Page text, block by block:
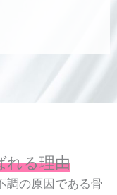
れる理由
調の原因である骨